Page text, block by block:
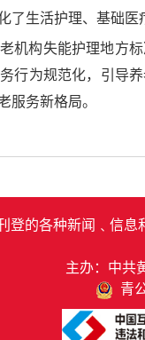
了生活护理、基础
机构失能护理地方
行为规范化，引导
服务新格局。
登的各种新闻﹑信息
主办：中共
青